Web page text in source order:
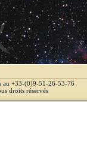
au +33-(0)9-51-26-53-76
droits réservés